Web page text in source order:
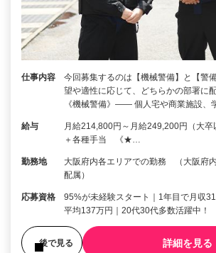
仕事内容
今回募集するのは【機械警備】と【警
望や適性に応じて、どちらかの部署
《機械警備》―― 個人宅や商業施設、
給与
月給214,800円～月給249,200円（大卒
＋各種手当 《★…
勤務地
大阪府内各エリアでの勤務 （大阪府
配属）
応募資格
95%が未経験スタート｜1年目で月収
平均137万円｜20代30代多数活躍中！
後で見る 詳細を見る